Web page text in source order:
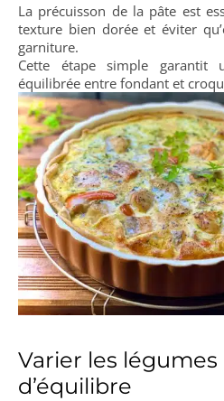
La précuisson de la pâte est
texture bien dorée et éviter
garniture.
Cette étape simple garantit
équilibrée entre fondant et
Varier les
d’équilibre